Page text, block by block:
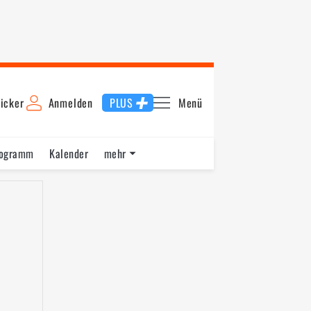
Anmelden PLUS Menü
Kalender
mehr